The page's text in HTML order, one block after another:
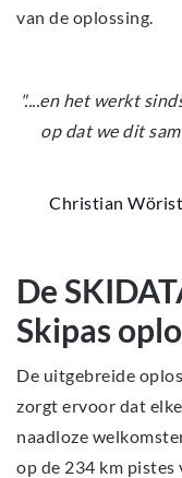
van de oplossing.
"....en het werkt
op dat we dit
Christian
De
Skipas
De uitgebreide
zorgt ervoor dat
naadloze
op de 234 km pistes